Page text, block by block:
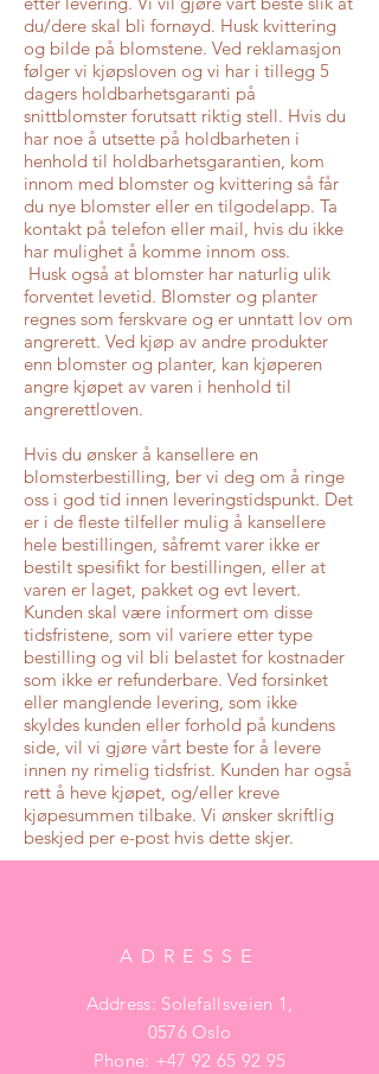
du/dere skal bli fornøyd. Husk kvittering
og bilde på blomstene. Ved reklamasjon
følger vi kjøpsloven og vi har i tillegg 5
dagers holdbarhetsgaranti på
snittblomster forutsatt riktig stell. Hvis du
har noe å utsette på holdbarheten i
henhold til holdbarhetsgarantien, kom
innom med blomster og kvittering så får
du nye blomster eller en tilgodelapp. Ta
kontakt på telefon eller mail, hvis du ikke
har mulighet å komme innom oss.
Husk også at blomster har naturlig ulik
forventet levetid. Blomster og planter
regnes som ferskvare og er unntatt lov om
angrerett. Ved kjøp av andre produkter
enn blomster og planter, kan kjøperen
angre kjøpet av varen i henhold til
angrerettloven.
​Hvis du ønsker å kansellere en
blomsterbestilling, ber vi deg om å ringe
oss i god tid innen leveringstidspunkt. Det
er i de fleste tilfeller mulig å kansellere
hele bestillingen, såfremt varer ikke er
bestilt spesifikt for bestillingen, eller at
varen er laget, pakket og evt levert.
Kunden skal være informert om disse
tidsfristene, som vil variere etter type
bestilling og vil bli belastet for kostnader
som ikke er refunderbare. ​Ved forsinket
eller manglende levering, som ikke
skyldes kunden eller forhold på kundens
side, vil vi gjøre vårt beste for å levere
innen ny rimelig tidsfrist. Kunden har også
rett å heve kjøpet, og/eller kreve
kjøpesummen tilbake. Vi ønsker skriftlig
beskjed per e-post hvis dette skjer.
ADRESSE
Address: Solefallsveien 1,
0576 Oslo
Phone: +47 92 65 92 95